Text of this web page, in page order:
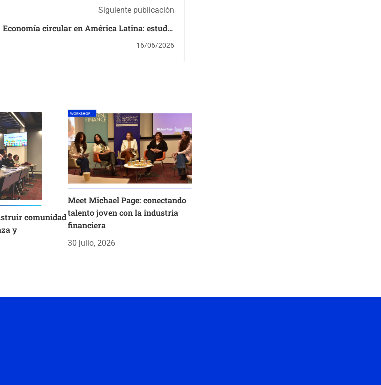
Siguiente publicación
Economía circular en América Latina: estudio
el rol de las presiones institucionales en
16/06/2026
comunidad
y
Meet Michael Page: conectando
talento joven con la industria
financiera
30 julio, 2026